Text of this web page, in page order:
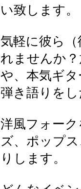
い致します。
気軽に彼ら
れませんか
や、本気ギ
弾き語りを
洋風フォー
ズ、ポップ
りします。